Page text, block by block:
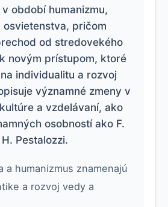
období humanizmu,
osvietenstva, pričom
od stredovekého
novým prístupom, ktoré
individualitu a rozvoj
významné zmeny v
a vzdelávaní, ako
osobností ako F.
Pestalozzi.
a humanizmus znamenajú
a rozvoj vedy a